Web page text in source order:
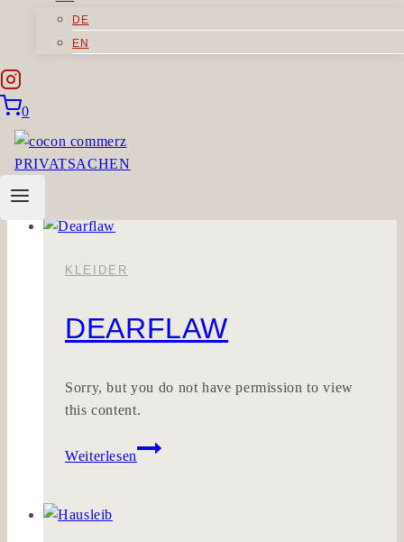
DE
EN
0
WIRKSANDIG
Weiterlesen
KLEIDER
DEARFLAW
Sorry, but you do not have permission to view
this content.
Weiterlesen
Dearflaw